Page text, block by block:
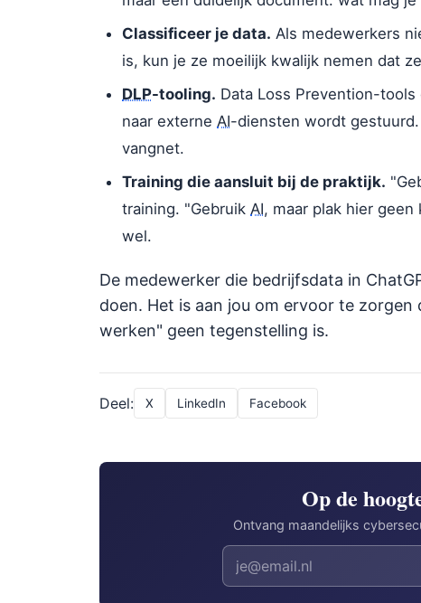
Classificeer je data. Als medewerkers
is, kun je ze moeilijk kwalijk nemen dat
DLP-tooling. Data Loss Prevention-
naar externe AI-diensten wordt
vangnet.
Training die aansluit bij de praktijk.
training. "Gebruik AI, maar plak hier
wel.
De medewerker die bedrijfsdata in
doen. Het is aan jou om ervoor te
werken" geen tegenstelling is.
Deel: X LinkedIn Facebook
Op de
Ontvang maandelijks